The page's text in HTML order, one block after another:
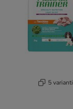
5 varianti